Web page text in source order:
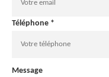
Téléphone *
Message